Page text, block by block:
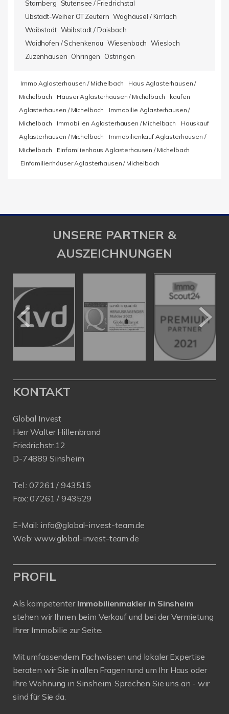
Starnberg
Stutensee / Friedrichstal
Ubstadt-Weiher OT Zeutern Waghäusel / Kirrlach
Waibstadt Waibstadt / Daisbach
Waidhofen / Schenkenau Wiesenbach Wiesloch
Zuzenhausen Öhringen Östringen
Immo Aglasterhausen / Michelbach
Haus Aglasterhausen /
Michelbach
Häuser Aglasterhausen / Michelbach
kaufen
Aglasterhausen / Michelbach
Immobilie Aglasterhausen /
Michelbach
Immobilien Aglasterhausen / Michelbach
Hauskauf
Aglasterhausen / Michelbach
Immobilienkauf Aglasterhausen /
Michelbach
Einfamilienhaus Aglasterhausen / Michelbach
Einfamilienhäuser Aglasterhausen / Michelbach
UNSERE PARTNER &
AUSZEICHNUNGEN
KONTAKT
Global Invest
Herr Walter Hillenbrand
Friedrichstr.12
D-74889 Sinsheim
Tel.:07261 / 943515
Fax: 07261 / 943529
E-Mail: info@global-invest-team.de
Web:www.global-invest-team.de
PROFIL
Als kompetenter Immobilienmakler in Sinsheim
stehen wir Ihnen beim Verkauf und bei der Vermietung
Ihrer Immobilie zur Seite.
Mit umfassendem Fachwissen und lokaler Expertise
beraten wir Sie in allen Fragen rund um Ihr Haus oder
Ihre Wohnung in Sinsheim. Sprechen Sie uns an - wir
sind für Sie da.